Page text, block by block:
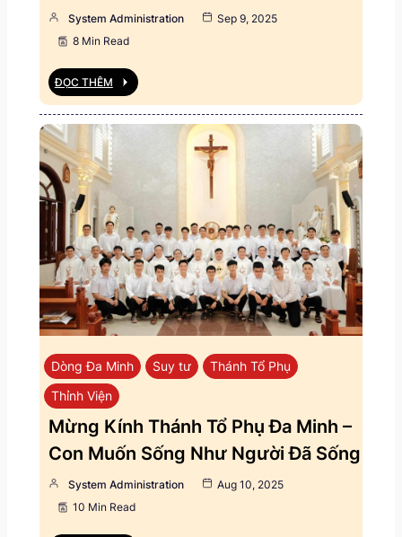
System Administration
Sep 9, 2025
8 Min Read
ĐỌC THÊM
Dòng Đa Minh Suy tư
Thánh Tổ Phụ
Thỉnh Viện
Mừng Kính Thánh Tổ Phụ Đa Minh –
Con Muốn Sống Như Người Đã Sống
System Administration
Aug 10, 2025
10 Min Read